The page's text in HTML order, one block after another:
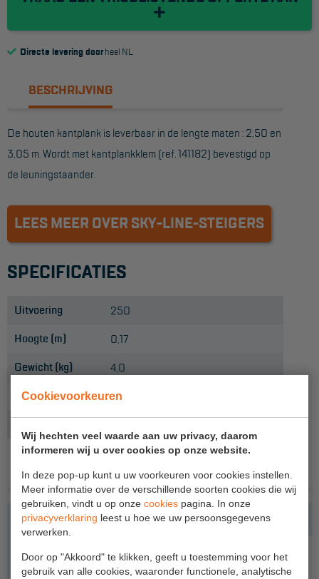
Cookievoorkeuren
Wij hechten veel waarde aan uw privacy, daarom
informeren wij u over cookies op onze website.
In deze pop-up kunt u uw voorkeuren voor cookies instellen.
Meer informatie over de verschillende soorten cookies die wij
gebruiken, vindt u op onze cookies pagina. In onze
privacyverklaring leest u hoe we uw persoonsgegevens
verwerken.
Door op "Akkoord" te klikken, geeft u toestemming voor het
gebruik van alle cookies, waaronder functionele, analytische
CombiDeals
MAATWERK
VERHUUR
Steigers
Schilderstellingen
Steiger overkapping
Hangbruginstallaties
Schilderwerkzaamheden
Gevelrenovatie
Industrieel onderhoud
Hoogwerkers
Telescoop hoogwerkers
Knikarmhoogwerkers
Schaarhoogwerkers
Directe levering doorheel NL
BESCHRIJVING
De houten kantplank is leverbaar in de lengte maten : 2,50 en
3,05 m. Wordt met kantplankklem (ref. 141182) bevestigd op
de leuningstaander.
LEES MEER OVER SKY-LINE-STEIGERS
SPECIFICATIES
Uitvoering 250
Hoogte (m) 0,17
Gewicht (kg) 4,0
Productlijn Sky-Line
ACCESSOIRES